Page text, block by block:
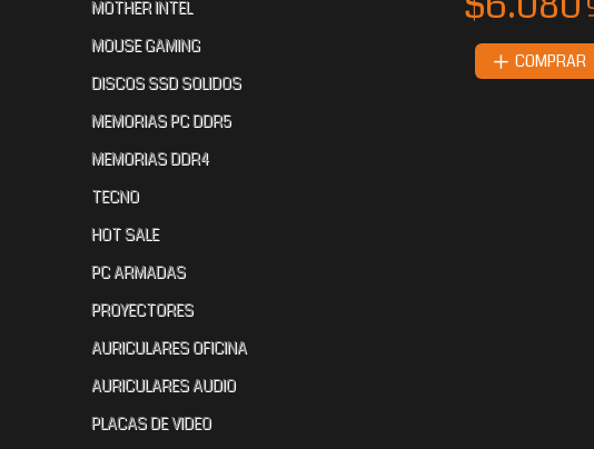
MOTHER INTEL
MOUSE GAMING
DISCOS SSD SOLIDOS
MEMORIAS PC DDR5
MEMORIAS DDR4
TECNO
HOT SALE
PC ARMADAS
PROYECTORES
AURICULARES OFICINA
AURICULARES AUDIO
PLACAS DE VIDEO
COMPRAR